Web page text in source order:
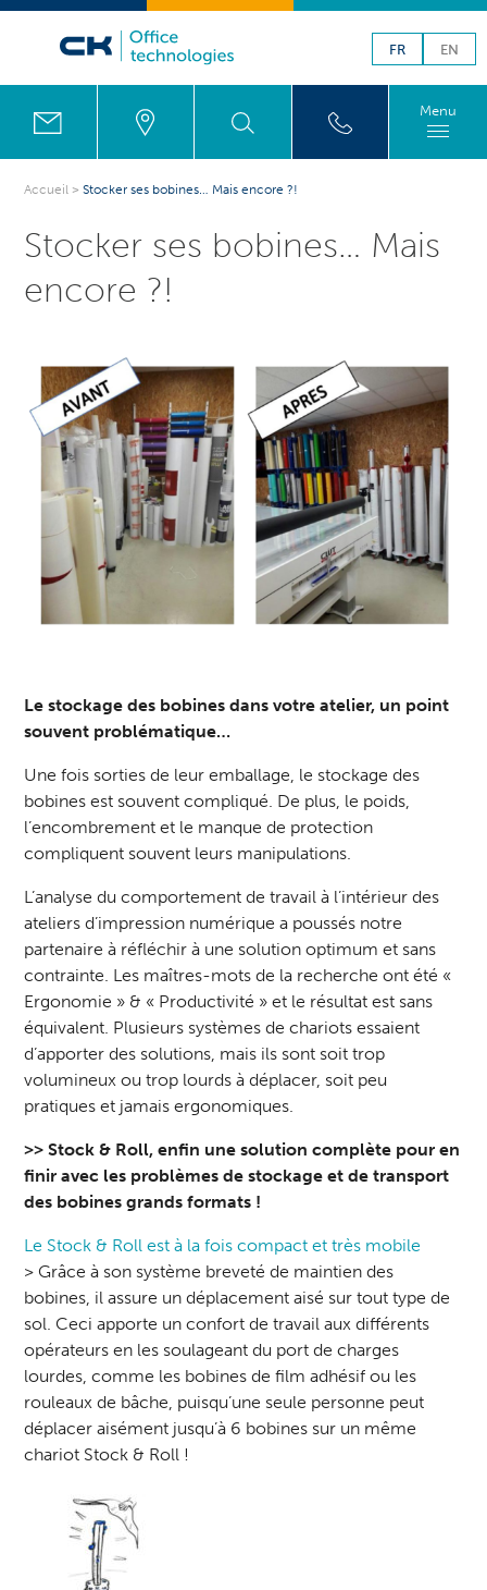
FR EN
Menu
Accueil >Stocker ses bobines… Mais encore ?!
Stocker ses bobines… Mais
encore ?!
Le stockage des bobines dans votre atelier, un point
souvent problématique…
Une fois sorties de leur emballage, le stockage des
bobines est souvent compliqué. De plus, le poids,
l’encombrement et le manque de protection
compliquent souvent leurs manipulations.
L’analyse du comportement de travail à l’intérieur des
ateliers d’impression numérique a poussés notre
partenaire à réfléchir à une solution optimum et sans
contrainte. Les maîtres-mots de la recherche ont été «
Ergonomie » & « Productivité » et le résultat est sans
équivalent. Plusieurs systèmes de chariots essaient
d’apporter des solutions, mais ils sont soit trop
volumineux ou trop lourds à déplacer, soit peu
pratiques et jamais ergonomiques.
>> Stock & Roll, enfin une solution complète pour en
finir avec les problèmes de stockage et de transport
des bobines grands formats !
Le Stock & Roll est à la fois compact et très mobile
> Grâce à son système breveté de maintien des
bobines, il assure un déplacement aisé sur tout type de
sol. Ceci apporte un confort de travail aux différents
opérateurs en les soulageant du port de charges
lourdes, comme les bobines de film adhésif ou les
rouleaux de bâche, puisqu’une seule personne peut
déplacer aisément jusqu’à 6 bobines sur un même
chariot Stock & Roll !